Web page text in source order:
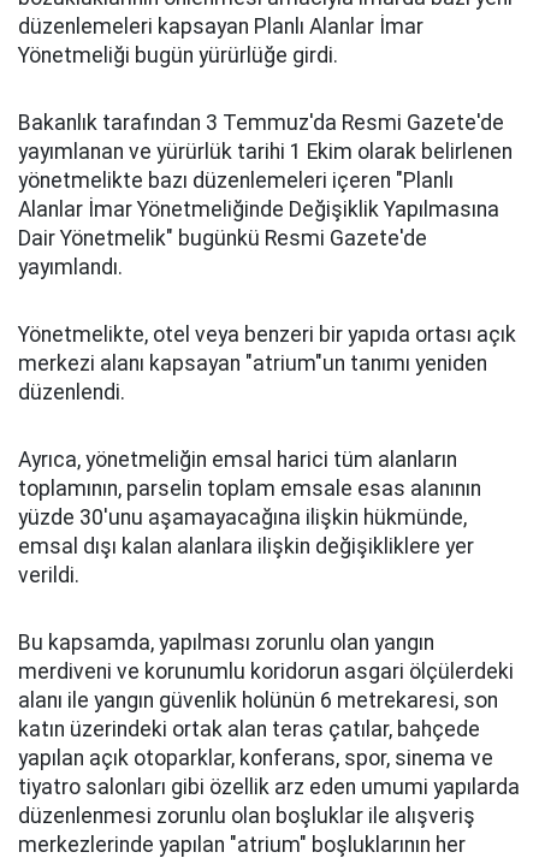
düzenlemeleri kapsayan Planlı Alanlar İmar
Yönetmeliği bugün yürürlüğe girdi.
Bakanlık tarafından 3 Temmuz'da Resmi Gazete'de
yayımlanan ve yürürlük tarihi 1 Ekim olarak belirlenen
yönetmelikte bazı düzenlemeleri içeren "Planlı
Alanlar İmar Yönetmeliğinde Değişiklik Yapılmasına
Dair Yönetmelik" bugünkü Resmi Gazete'de
yayımlandı.
Yönetmelikte, otel veya benzeri bir yapıda ortası açık
merkezi alanı kapsayan "atrium"un tanımı yeniden
düzenlendi.
Ayrıca, yönetmeliğin emsal harici tüm alanların
toplamının, parselin toplam emsale esas alanının
yüzde 30'unu aşamayacağına ilişkin hükmünde,
emsal dışı kalan alanlara ilişkin değişikliklere yer
verildi.
Bu kapsamda, yapılması zorunlu olan yangın
merdiveni ve korunumlu koridorun asgari ölçülerdeki
alanı ile yangın güvenlik holünün 6 metrekaresi, son
katın üzerindeki ortak alan teras çatılar, bahçede
yapılan açık otoparklar, konferans, spor, sinema ve
tiyatro salonları gibi özellik arz eden umumi yapılarda
düzenlenmesi zorunlu olan boşluklar ile alışveriş
merkezlerinde yapılan "atrium" boşluklarının her